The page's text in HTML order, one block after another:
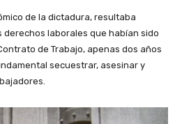
de la dictadura, resultaba
laborales que habían sido
de Trabajo, apenas dos años
secuestrar, asesinar y